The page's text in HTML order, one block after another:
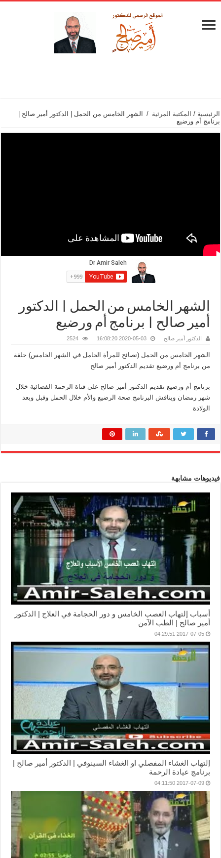
الرئيسية / المكتبة المرئية /
الشهر الخامس من الحمل | الدكتور أمير صالح |
برنامج أم ورضيع
الشهر الخامس من الحمل | الدكتور
أمير صالح | برنامج أم ورضيع
الدكتور أمير صالح 2020-05-03 16:08:20
2524
الشهر الخامس من الحمل (نصائح للمرأة الحامل في الشهر الخامس) حلقة
من برنامج أم ورضيع تقديم الدكتور أمير صالح
برنامج أم ورضيع تقديم الدكتور أمير صالح على قناة الرحمة الفضائية خلال
شهر رمضان ويناقش البرنامج صحة الرضيع والأم خلال الحمل وقبل وبعد
الولادة
فيديوهات مشابهة
أسباب إلتهاب العصب الخامس و دور الحجامة في العلاج | الدكتور
أمير صالح | الطب الآمن
2017-07-05 04:29:51
إلتهاب الغشاء المفصلي او الغشاء السينوفي | الدكتور أمير صالح |
برنامج عيادة الرحمة
2017-07-09 04:11:50